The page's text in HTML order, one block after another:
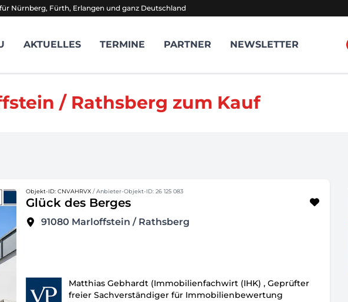
Nürnberg, Fürth, Erlangen und ganz Deutschland
AKTUELLES TERMINE PARTNER NEWSLETTER
/ Rathsberg zum Kauf
Objekt-ID: CNVAHRVX / Anbieter-Objekt-ID: 26 125 083
Glück des Berges
91080 Marloffstein / Rathsberg
Matthias Gebhardt (Immobilienfachwirt (IHK) , Geprüfter
freier Sachverständiger für Immobilienbewertung